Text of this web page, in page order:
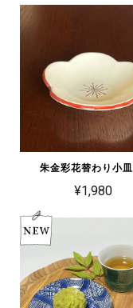
朱金彩花替わり小
¥1,980